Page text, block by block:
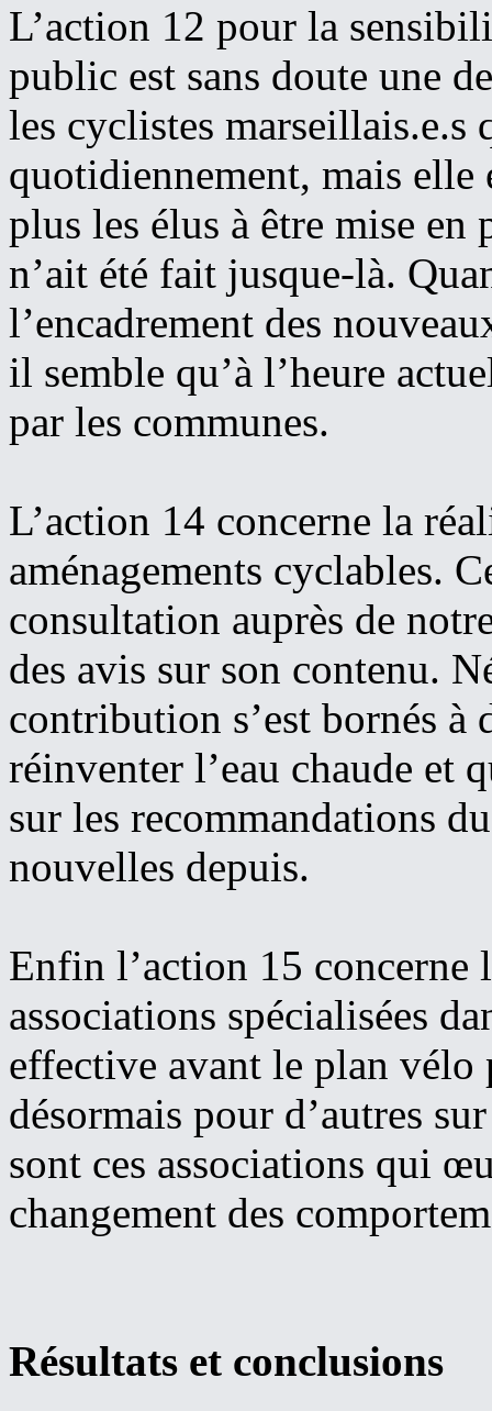
L’action 12 pour la
public est sans doute une
les cyclistes marseillais.e.s
quotidiennement, mais elle
plus les élus à être mise en
n’ait été fait jusque-là.
l’encadrement des
il semble qu’à l’heure
par les communes.
L’action 14 concerne la
aménagements cyclables.
consultation auprès de
des avis sur son contenu.
contribution s’est bornés à
réinventer l’eau chaude et
sur les recommandations
nouvelles depuis.
Enfin l’action 15 concerne
associations spécialisées
effective avant le plan vélo
désormais pour d’autres
sont ces associations qui
changement des
Résultats et conclusions